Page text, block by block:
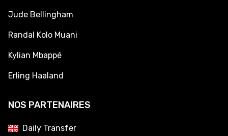
Jude Bellingham
Randal Kolo Muani
Kylian Mbappé
Erling Haaland
NOS PARTENAIRES
Daily Transfer